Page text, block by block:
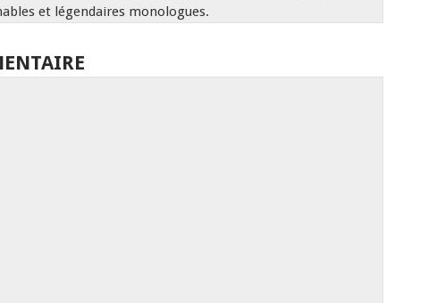
et légendaires monologues.